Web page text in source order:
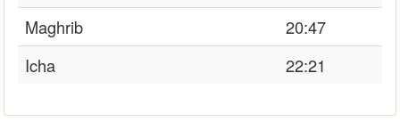
Maghrib
20:47
Icha
22:21